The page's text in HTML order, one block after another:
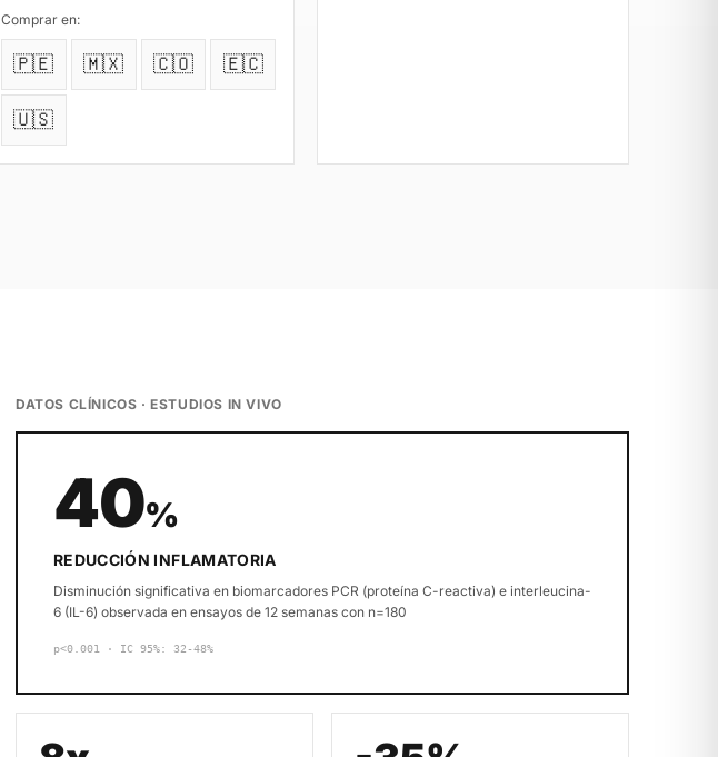
Comprar en:
🇵🇪 🇲🇽 🇨🇴 🇪🇨
🇺🇸
DATOS CLÍNICOS · ESTUDIOS IN VIVO
40%
REDUCCIÓN INFLAMATORIA
Disminución significativa en biomarcadores PCR (proteína C-reactiva) e interleucina-
6 (IL-6) observada en ensayos de 12 semanas con n=180
p<0.001 · IC 95%: 32-48%